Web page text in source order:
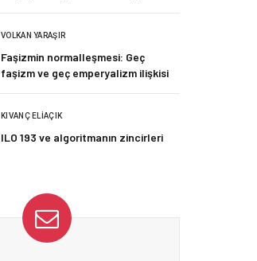
VOLKAN YARAŞIR
Faşizmin normalleşmesi: Geç
faşizm ve geç emperyalizm ilişkisi
KIVANÇ ELIAÇIK
ILO 193 ve algoritmanın zincirleri